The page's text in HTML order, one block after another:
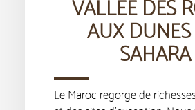
VALLÉE DES
AUX
SAHARA
Le Maroc regorge de